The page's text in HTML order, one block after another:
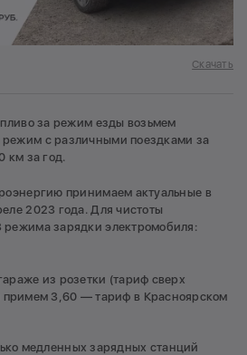
Скачать
за режим езды возьмем
с различными поездками за
км за год.
принимаем актуальные в
2023 года. Для чистоты
зарядки электромобиля:
из розетки (тариф сверх
примем 3,60 — тариф в Красноярском
медленных зарядных станций